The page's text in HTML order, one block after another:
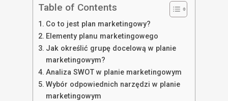
Table of Contents
Co to jest plan marketingowy?
Elementy planu marketingowego
Jak określić grupę docelową w planie
marketingowym?
Analiza SWOT w planie marketingowym
Wybór odpowiednich narzędzi w planie
marketingowym